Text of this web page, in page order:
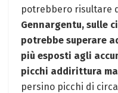
potrebbero risultare
Gennargentu, sulle
potrebbe superare
più esposti agli
picchi addirittura
persino picchi di